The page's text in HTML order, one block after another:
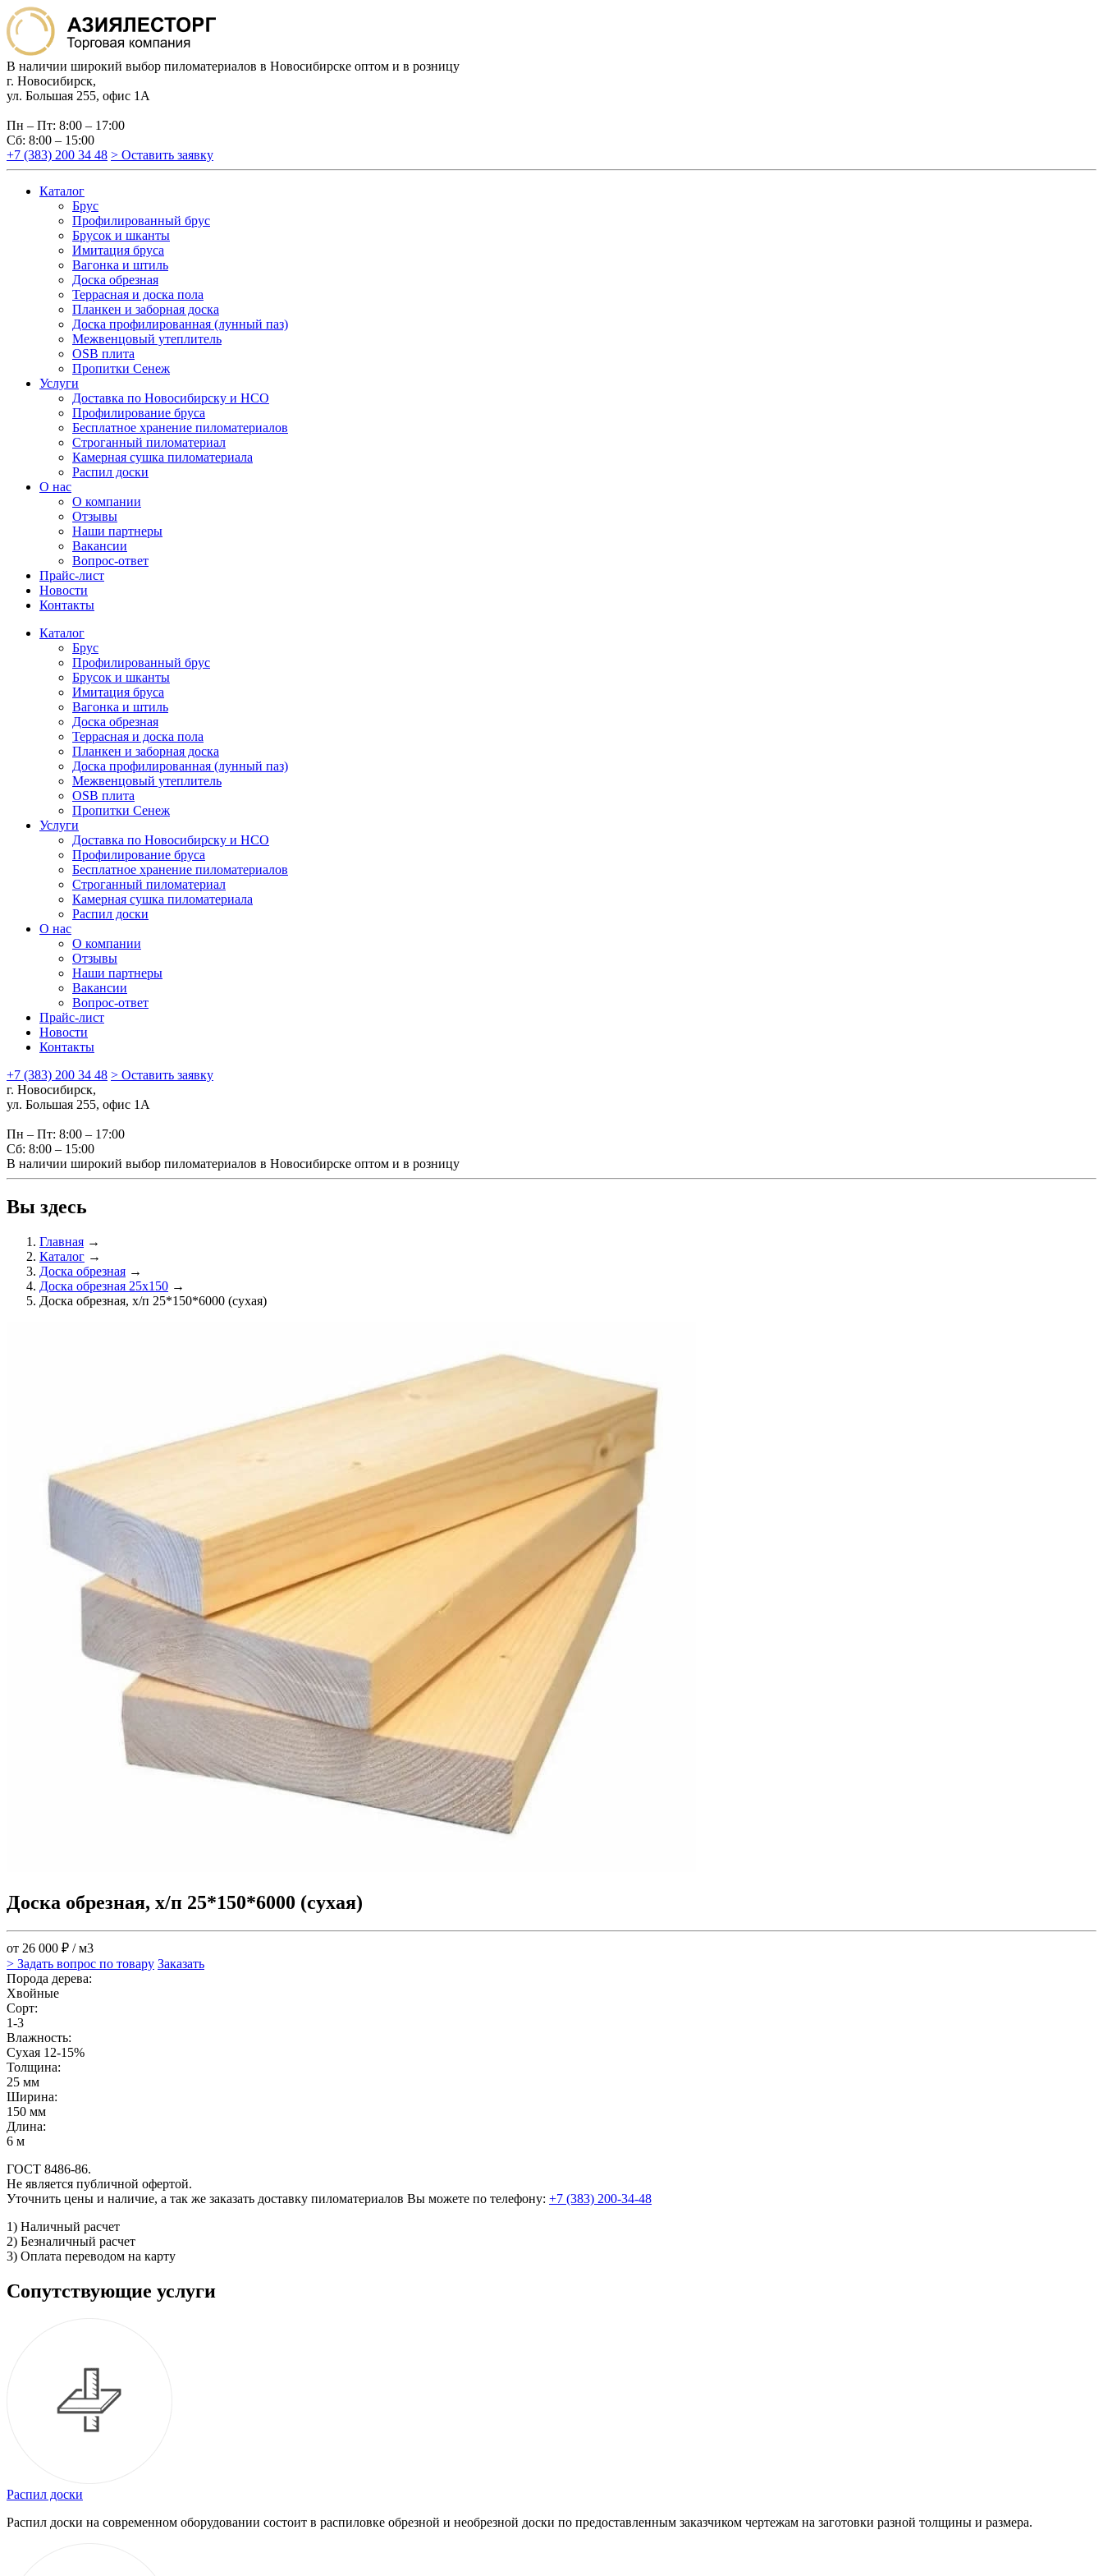
В наличии широкий выбор пиломатериалов в Новосибирске оптом и в розницу
г. Новосибирск,
ул. Большая 255, офис 1А
Пн – Пт: 8:00 – 17:00
Сб: 8:00 – 15:00
+7 (383) 200 34 48 > Оставить заявку
Каталог
Брус
Профилированный брус
Брусок и шканты
Имитация бруса
Вагонка и штиль
Доска обрезная
Террасная и доска пола
Планкен и заборная доска
Доска профилированная (лунный паз)
Межвенцовый утеплитель
OSB плита
Пропитки Сенеж
Услуги
Доставка по Новосибирску и НСО
Профилирование бруса
Бесплатное хранение пиломатериалов
Строганный пиломатериал
Камерная сушка пиломатериала
Распил доски
О нас
О компании
Отзывы
Наши партнеры
Вакансии
Вопрос-ответ
Прайс-лист
Новости
Контакты
Каталог
Брус
Профилированный брус
Брусок и шканты
Имитация бруса
Вагонка и штиль
Доска обрезная
Террасная и доска пола
Планкен и заборная доска
Доска профилированная (лунный паз)
Межвенцовый утеплитель
OSB плита
Пропитки Сенеж
Услуги
Доставка по Новосибирску и НСО
Профилирование бруса
Бесплатное хранение пиломатериалов
Строганный пиломатериал
Камерная сушка пиломатериала
Распил доски
О нас
О компании
Отзывы
Наши партнеры
Вакансии
Вопрос-ответ
Прайс-лист
Новости
Контакты
+7 (383) 200 34 48 > Оставить заявку
г. Новосибирск,
ул. Большая 255, офис 1А
Пн – Пт: 8:00 – 17:00
Сб: 8:00 – 15:00
В наличии широкий выбор пиломатериалов в Новосибирске оптом и в розницу
Вы здесь
Главная →
Каталог →
Доска обрезная →
Доска обрезная 25х150 →
Доска обрезная, х/п 25*150*6000 (сухая)
Доска обрезная, х/п 25*150*6000 (сухая)
от 26 000 ₽ / м3
> Задать вопрос по товару Заказать
Порода дерева:
Хвойные
Сорт:
1-3
Влажность:
Сухая 12-15%
Толщина:
25 мм
Ширина:
150 мм
Длина:
6 м
ГОСТ 8486-86.
Не является публичной офертой.
Уточнить цены и наличие, а так же заказать доставку пиломатериалов Вы можете по телефону: +7 (383) 200-34-48
1) Наличный расчет
2) Безналичный расчет
3) Оплата переводом на карту
Сопутствующие услуги
Распил доски
Распил доски на современном оборудовании состоит в распиловке обрезной и необрезной доски по предоставленным заказчиком чертежам на заготовки разной толщины и размера.